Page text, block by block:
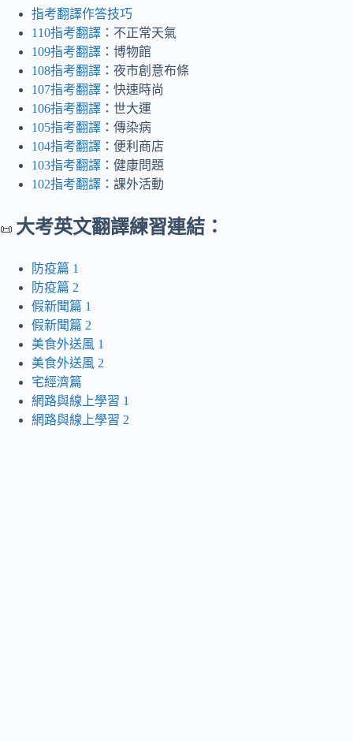
指考翻譯作答技巧
110指考翻譯 ：不正常天氣
109指考翻譯 ：博物館
108指考翻譯 ：夜市創意布條
107指考翻譯 ：快速時尚
106指考翻譯 ：世大運
105指考翻譯 ：傳染病
104指考翻譯 ：便利商店
103指考翻譯 ：健康問題
102指考翻譯 ：課外活動
📜 大考英文翻譯練習連結：
防疫篇 1
防疫篇 2
假新聞篇 1
假新聞篇 2
美食外送風 1
美食外送風 2
宅經濟篇
網路與線上學習 1
網路與線上學習 2